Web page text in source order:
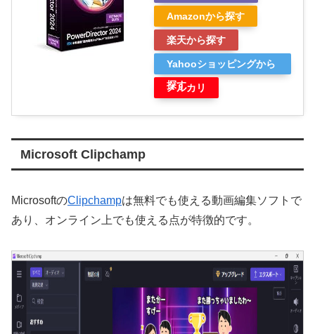
Amazonから探す
楽天から探す
Yahooショッピングから
探す
メルカリ
Microsoft Clipchamp
MicrosoftのClipchampは無料でも使える動画編集ソフトで
あり、オンライン上でも使える点が特徴的です。